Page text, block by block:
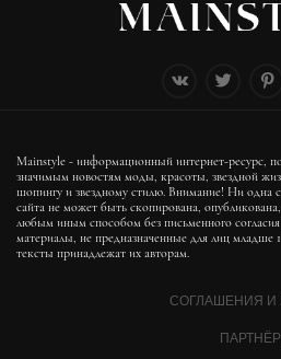
Mainstyle - информационный интернет-ресурс,
значимым новостям моды, красоты, звездной
шопингу и звездному стилю. Внимание! Ни одна
сайта не может быть скопирована,
любым иным способом без письменного
материалы, не предназначенные для лиц младше
тексты принадлежат их авторам.
СОГЛАШЕНИЯ И